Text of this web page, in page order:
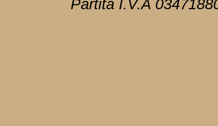
Partita I.V.A